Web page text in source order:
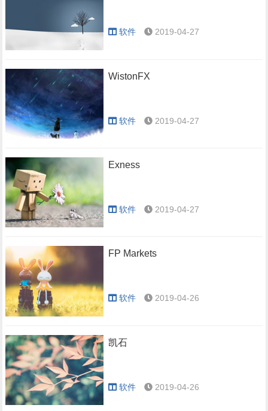
软件 2019-04-27
WistonFX
软件 2019-04-27
Exness
软件 2019-04-27
FP Markets
软件 2019-04-26
凯石
软件 2019-04-26